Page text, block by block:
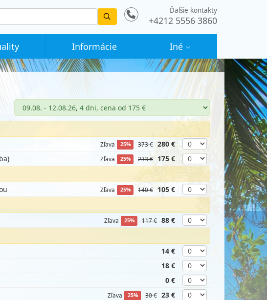
Vyhledat
Ďalšie kontakty
+4212 5556 3860
Informácie Iné
Zľava 25% 373 € 280 €
Zľava 25% 233 €
175 €
Zľava 25% 140 €
105 €
Zľava 25% 117 € 88 €
14 €
18 €
0 €
Zľava 25% 30 € 23 €